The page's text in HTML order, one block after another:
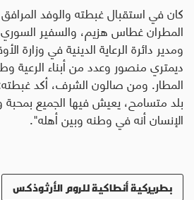
كان في استقبال غبطته والوفد
المطران غطاس هزيم، والسفير
ومدير دائرة الرعاية الدينية في وزارة
ديمتري منصور وعدد من أبناء الرعية
المطار. ومن صالون الشرف، أكد
بلد متسامح، يعيش فيها الجميع
الإنسان أنه في وطنه وبين أهله".
بطريركية أنطاكية للروم الأرثوذكس